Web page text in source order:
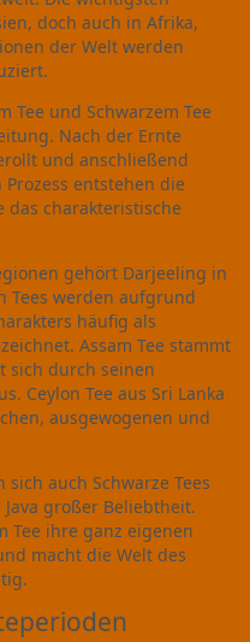
doch auch in Afrika,
der Welt werden
Tee und Schwarzem Tee
Nach der Ernte
und anschließend
entstehen die
das charakteristische
gehört Darjeeling in
Tees werden aufgrund
häufig als
Assam Tee stammt
sich durch seinen
Ceylon Tee aus Sri Lanka
ausgewogenen und
auch Schwarze Tees
großer Beliebtheit.
Tee ihre ganz eigenen
macht die Welt des